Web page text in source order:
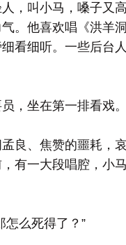
叫小马，嗓子又高
。他喜欢唱《洪羊
看细听。一些后台
坐在第一排看戏。
、焦赞的噩耗，哀
有一大段唱腔，小
么死得了？”